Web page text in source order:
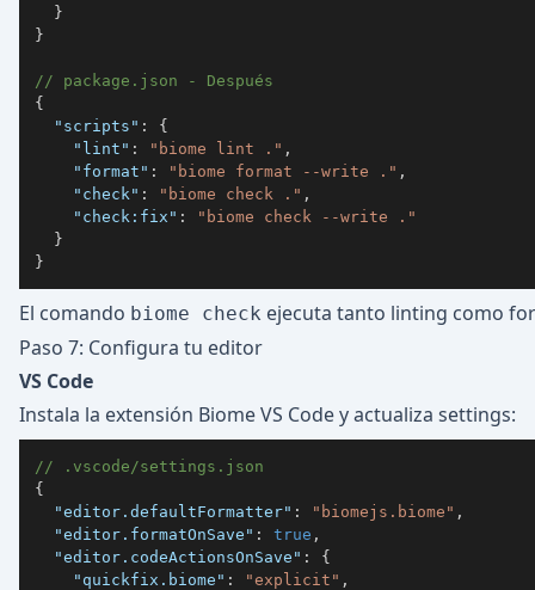
}
}
// package.json - Después
{
"scripts" :
{
"lint" : "biome lint ." ,
"format" : "biome format --write ." ,
"check" : "biome check ." ,
"check:fix" :
"biome check --write ."
}
}
El comando biome check ejecuta tanto linting como
Paso 7: Configura tu editor
VS Code
Instala la extensión Biome VS Codey actualiza settings:
// .vscode/settings.json
{
"editor.defaultFormatter" : "biomejs.biome" ,
"editor.formatOnSave" : true ,
"editor.codeActionsOnSave" :
{
"quickfix.biome" : "explicit" ,